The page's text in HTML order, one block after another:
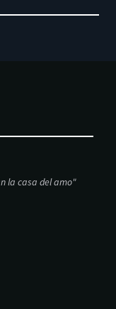
la casa del amo"